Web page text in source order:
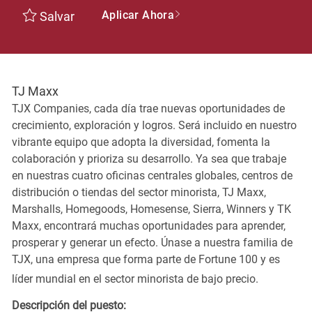
Salvar Aplicar Ahora
TJ Maxx
TJX Companies, cada día trae nuevas oportunidades de
crecimiento, exploración y logros. Será incluido en nuestro
vibrante equipo que adopta la diversidad, fomenta la
colaboración y prioriza su desarrollo. Ya sea que trabaje
en nuestras cuatro oficinas centrales globales, centros de
distribución o tiendas del sector minorista, TJ Maxx,
Marshalls, Homegoods, Homesense, Sierra, Winners y TK
Maxx, encontrará muchas oportunidades para aprender,
prosperar y generar un efecto. Únase a nuestra familia de
TJX, una empresa que forma parte de Fortune 100 y es
líder mundial en el sector minorista de bajo precio.
Descripción del puesto: